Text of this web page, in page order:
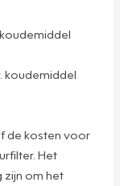
koudemiddel
de kosten voor
Het
zijn om het